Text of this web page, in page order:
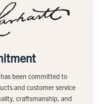
been committed to
and customer service
craftsmanship, and